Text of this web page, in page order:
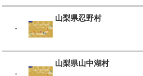
-
山梨県忍野村
-
山梨県山中湖村